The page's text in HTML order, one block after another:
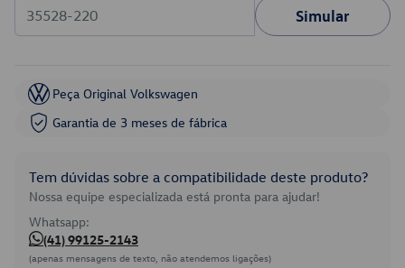
Simular
Peça Original Volkswagen
Garantia de 3 meses de fábrica
Tem dúvidas sobre a compatibilidade deste produto?
Nossa equipe especializada está pronta para ajudar!
Whatsapp:
(41) 99125-2143
(apenas mensagens de texto, não atendemos ligações)